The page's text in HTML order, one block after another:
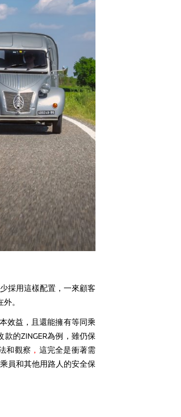
採用這樣配置，一來顧客
。
效益，且還能擁有等同乘
款的ZINGER為例，雖仍保
和觀察 ， 這完全是衝著需
員和其他用路人的安全保